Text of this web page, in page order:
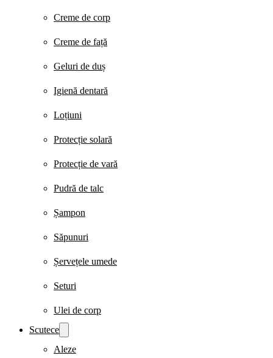
Creme de corp
Creme de față
Geluri de duș
Igienă dentară
Loțiuni
Protecție solară
Protecție de vară
Pudră de talc
Șampon
Săpunuri
Șervețele umede
Seturi
Ulei de corp
Scutece
Aleze